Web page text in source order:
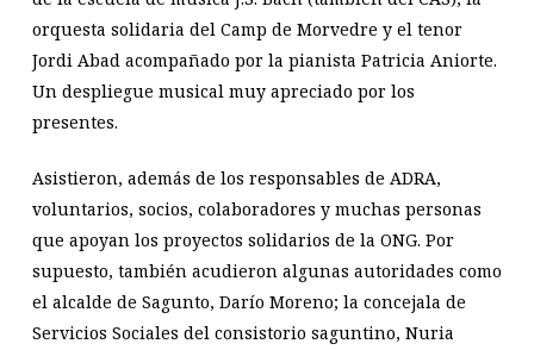
orquesta solidaria del Camp de Morvedre y el tenor
Jordi Abad acompañado por la pianista Patricia Aniorte.
Un despliegue musical muy apreciado por los
presentes.
Asistieron, además de los responsables de ADRA,
voluntarios, socios, colaboradores y muchas personas
que apoyan los proyectos solidarios de la ONG. Por
supuesto, también acudieron algunas autoridades como
el alcalde de Sagunto, Darío Moreno; la concejala de
Servicios Sociales del consistorio saguntino, Nuria